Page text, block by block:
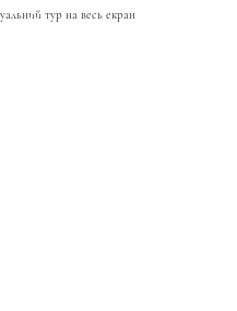
тур на весь екран